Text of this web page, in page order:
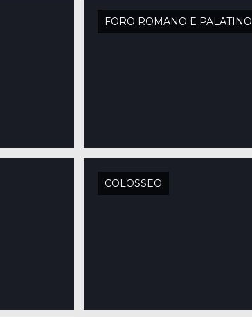
FORO ROMANO E PALATINO
COLOSSEO